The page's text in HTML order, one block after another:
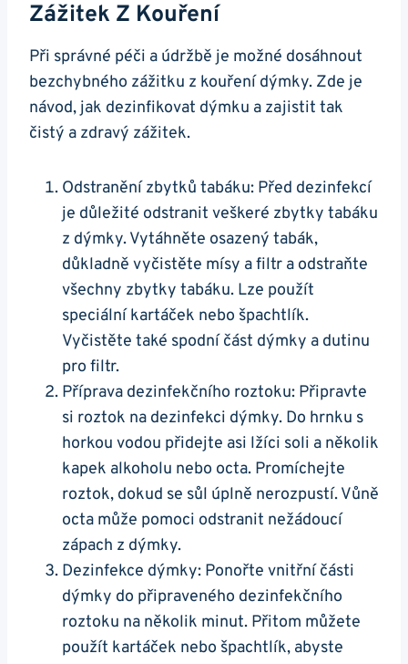
Zážitek Z Kouření
Při správné péči a údržbě je možné dosáhnout
bezchybného zážitku z kouření dýmky. Zde je
návod, jak dezinfikovat dýmku a zajistit tak
čistý a zdravý zážitek.
Odstranění zbytků tabáku: Před dezinfekcí
je důležité odstranit veškeré zbytky tabáku
z dýmky. Vytáhněte osazený tabák,
důkladně vyčistěte mísy a filtr a odstraňte
všechny zbytky tabáku. Lze použít
speciální kartáček nebo špachtlík.
Vyčistěte také spodní část dýmky a dutinu
pro filtr.
Příprava dezinfekčního roztoku: Připravte
si roztok na dezinfekci dýmky. Do hrnku s
horkou vodou přidejte asi lžíci soli a několik
kapek alkoholu nebo octa. Promíchejte
roztok, dokud se sůl úplně nerozpustí. Vůně
octa může pomoci odstranit nežádoucí
zápach z dýmky.
Dezinfekce dýmky: Ponořte vnitřní části
dýmky do připraveného dezinfekčního
roztoku na několik minut. Přitom můžete
použít kartáček nebo špachtlík, abyste